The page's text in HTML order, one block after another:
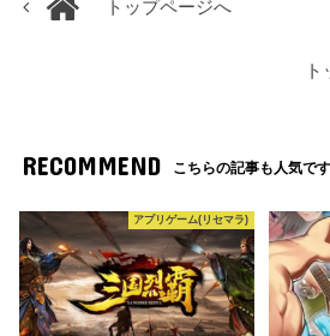
トップページへ
RECOMMEND こちらの記事も人気です
アプリゲーム(リセマラ)